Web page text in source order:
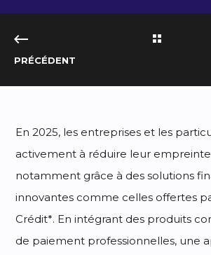
PRÉCÉDENT
En 2025, les entreprises et les
activement à réduire leur
notamment grâce à des solutions
innovantes comme celles offertes
Crédit*. En intégrant des produits
de paiement professionnelles, une